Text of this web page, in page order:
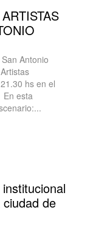
Antonio
hs en el
En esta
de